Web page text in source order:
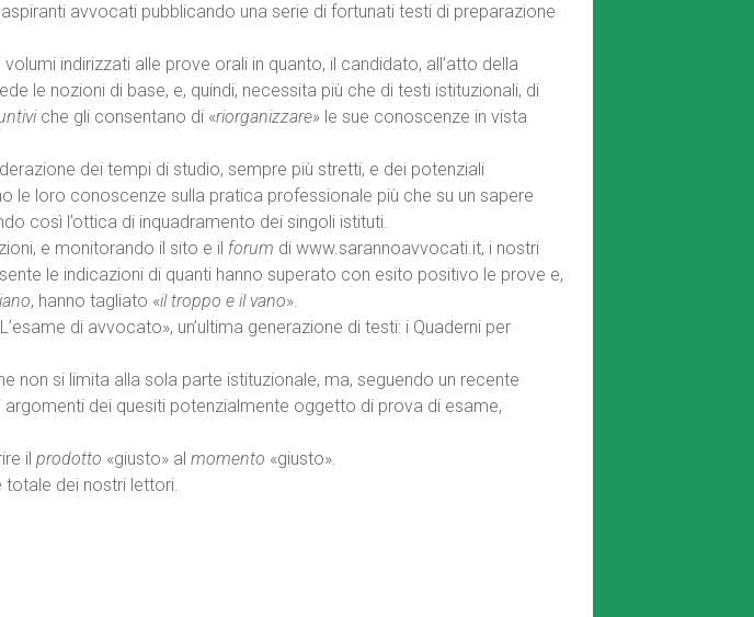
avvocati pubblicando una serie di fortunati testi di preparazione
indirizzati alle prove orali in quanto, il candidato, all’atto della
le nozioni di base, e, quindi, necessita più che di testi istituzionali, di
che gli consentano di «riorganizzare» le sue conoscenze in vista
dei tempi di studio, sempre più stretti, e dei potenziali
le loro conoscenze sulla pratica professionale più che su un sapere
così l’ottica di inquadramento dei singoli istituti.
e monitorando il sito e il forum di www.sarannoavvocati.it, i nostri
le indicazioni di quanti hanno superato con esito positivo le prove e,
, hanno tagliato «il troppo e il vano».
di avvocato», un’ultima generazione di testi: i Quaderni per
non si limita alla sola parte istituzionale, ma, seguendo un recente
dei quesiti potenzialmente oggetto di prova di esame,
il prodotto «giusto» al momento «giusto».
totale dei nostri lettori.